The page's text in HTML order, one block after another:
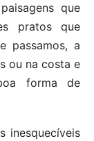
que
pratos que
passamos, a
ou na costa e
forma de
inesquecíveis